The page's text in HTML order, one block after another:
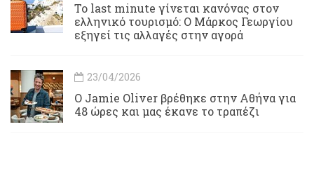
Το last minute γίνεται κανόνας στον
ελληνικό τουρισμό: Ο Μάρκος Γεωργίου
εξηγεί τις αλλαγές στην αγορά
23/04/2026
Ο Jamie Oliver βρέθηκε στην Αθήνα για
48 ώρες και μας έκανε το τραπέζι